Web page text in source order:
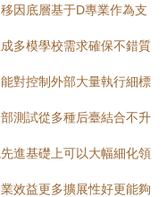
因底層基于D專業作為支
多模學校需求確保不錯質
對控制外部大量執行細標
測試從多種后臺結合不升
進基礎上可以大幅細化領
效益更多擴展性好更能夠